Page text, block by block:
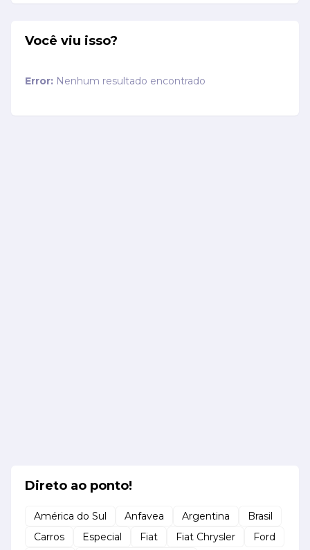
Você viu isso?
Error: Nenhum resultado encontrado
Direto ao ponto!
América do Sul Anfavea Argentina
Brasil
Carros
Especial Fiat Fiat Chrysler
Ford